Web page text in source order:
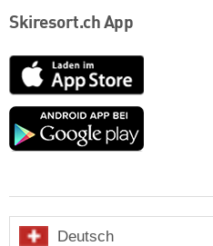
Skiresort.ch App
App
Store
Google
Deutsch